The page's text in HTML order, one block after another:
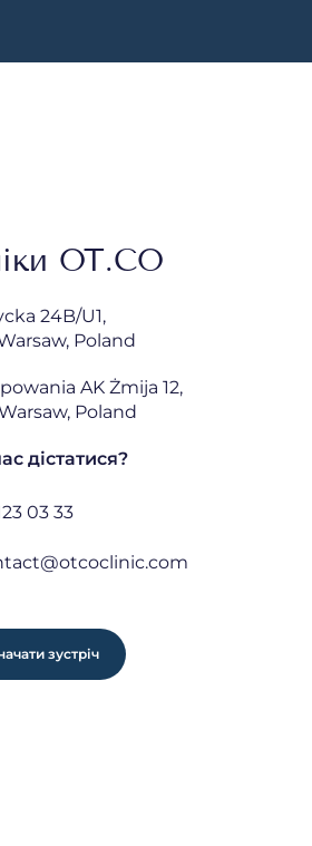
OT.CO
24B/U1,
Poland
AK Żmija 12,
Poland
дістатися?
03 33
зустріч